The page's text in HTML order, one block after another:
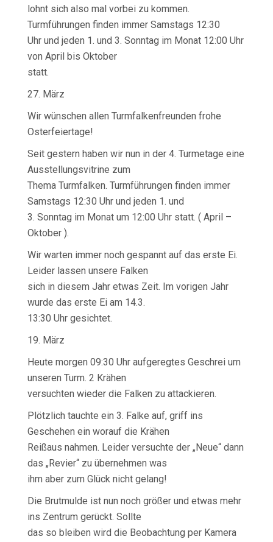
lohnt sich also mal vorbei zu kommen.
Turmführungen finden immer Samstags 12:30
Uhr und jeden 1. und 3. Sonntag im Monat 12:00 Uhr
von April bis Oktober
statt.
27. März
Wir wünschen allen Turmfalkenfreunden frohe
Osterfeiertage!
Seit gestern haben wir nun in der 4. Turmetage eine
Ausstellungsvitrine zum
Thema Turmfalken. Turmführungen finden immer
Samstags 12:30 Uhr und jeden 1. und
3. Sonntag im Monat um 12:00 Uhr statt. ( April –
Oktober ).
Wir warten immer noch gespannt auf das erste Ei.
Leider lassen unsere Falken
sich in diesem Jahr etwas Zeit. Im vorigen Jahr
wurde das erste Ei am 14.3.
13:30 Uhr gesichtet.
19. März
Heute morgen 09:30 Uhr aufgeregtes Geschrei um
unseren Turm. 2 Krähen
versuchten wieder die Falken zu attackieren.
Plötzlich tauchte ein 3. Falke auf, griff ins
Geschehen ein worauf die Krähen
Reißaus nahmen. Leider versuchte der „Neue“ dann
das „Revier“ zu übernehmen was
ihm aber zum Glück nicht gelang!
Die Brutmulde ist nun noch größer und etwas mehr
ins Zentrum gerückt. Sollte
das so bleiben wird die Beobachtung per Kamera